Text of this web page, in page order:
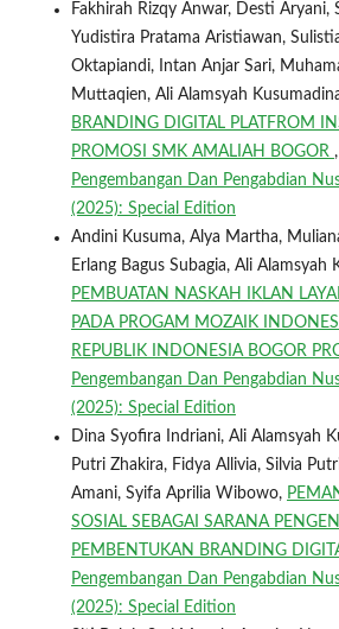
Fakhirah Rizqy Anwar, Desti Aryani,
Yudistira Pratama Aristiawan,
Oktapiandi, Intan Anjar Sari,
Muttaqien, Ali Alamsyah
BRANDING DIGITAL PLATFROM
PROMOSI SMK AMALIAH BOGOR ,
Pengembangan Dan Pengabdian
(2025): Special Edition
Andini Kusuma, Alya Martha,
Erlang Bagus Subagia, Ali Alamsyah
PEMBUATAN NASKAH IKLAN
PADA PROGAM MOZAIK
REPUBLIK INDONESIA BOGOR
Pengembangan Dan Pengabdian
(2025): Special Edition
Dina Syofira Indriani, Ali Alamsyah
Putri Zhakira, Fidya Allivia, Silvia
Amani, Syifa Aprilia Wibowo,
SOSIAL SEBAGAI SARANA
PEMBENTUKAN BRANDING
Pengembangan Dan Pengabdian
(2025): Special Edition